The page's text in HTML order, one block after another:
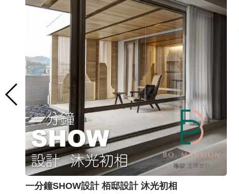
一分鐘SHOW設計 栢邸設計 沐光初相